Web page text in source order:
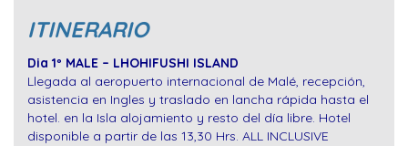
ITINERARIO
Dia 1º MALE – LHOHIFUSHI ISLAND
Llegada al aeropuerto internacional de Malé, recepción,
asistencia en Ingles y traslado en lancha rápida hasta el
hotel. en la Isla alojamiento y resto del día libre. Hotel
disponible a partir de las 13,30 Hrs. ALL INCLUSIVE